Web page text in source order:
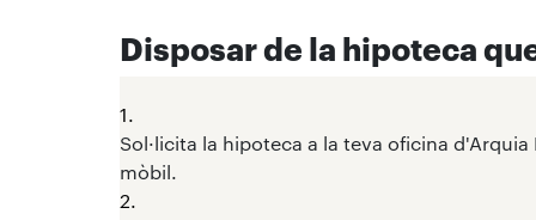
Disposar de la hipoteca
1.
Sol·licita la hipoteca a la teva oficina
mòbil.
2.